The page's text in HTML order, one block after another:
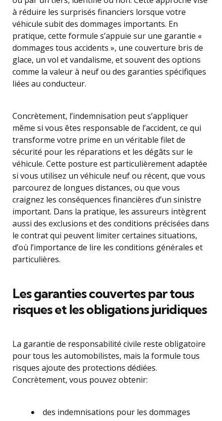
à réduire les surprisés financiers lorsque votre
véhicule subit des dommages importants. En
pratique, cette formule s’appuie sur une garantie «
dommages tous accidents », une couverture bris de
glace, un vol et vandalisme, et souvent des options
comme la valeur à neuf ou des garanties spécifiques
liées au conducteur.
Concrètement, l’indemnisation peut s’appliquer
même si vous êtes responsable de l’accident, ce qui
transforme votre prime en un véritable filet de
sécurité pour les réparations et les dégâts sur le
véhicule. Cette posture est particulièrement adaptée
si vous utilisez un véhicule neuf ou récent, que vous
parcourez de longues distances, ou que vous
craignez les conséquences financières d’un sinistre
important. Dans la pratique, les assureurs intègrent
aussi des exclusions et des conditions précisées dans
le contrat qui peuvent limiter certaines situations,
d’où l’importance de lire les conditions générales et
particulières.
Les garanties couvertes par tous
risques et les obligations juridiques
La garantie de responsabilité civile reste obligatoire
pour tous les automobilistes, mais la formule tous
risques ajoute des protections dédiées.
Concrètement, vous pouvez obtenir:
des indemnisations pour les dommages